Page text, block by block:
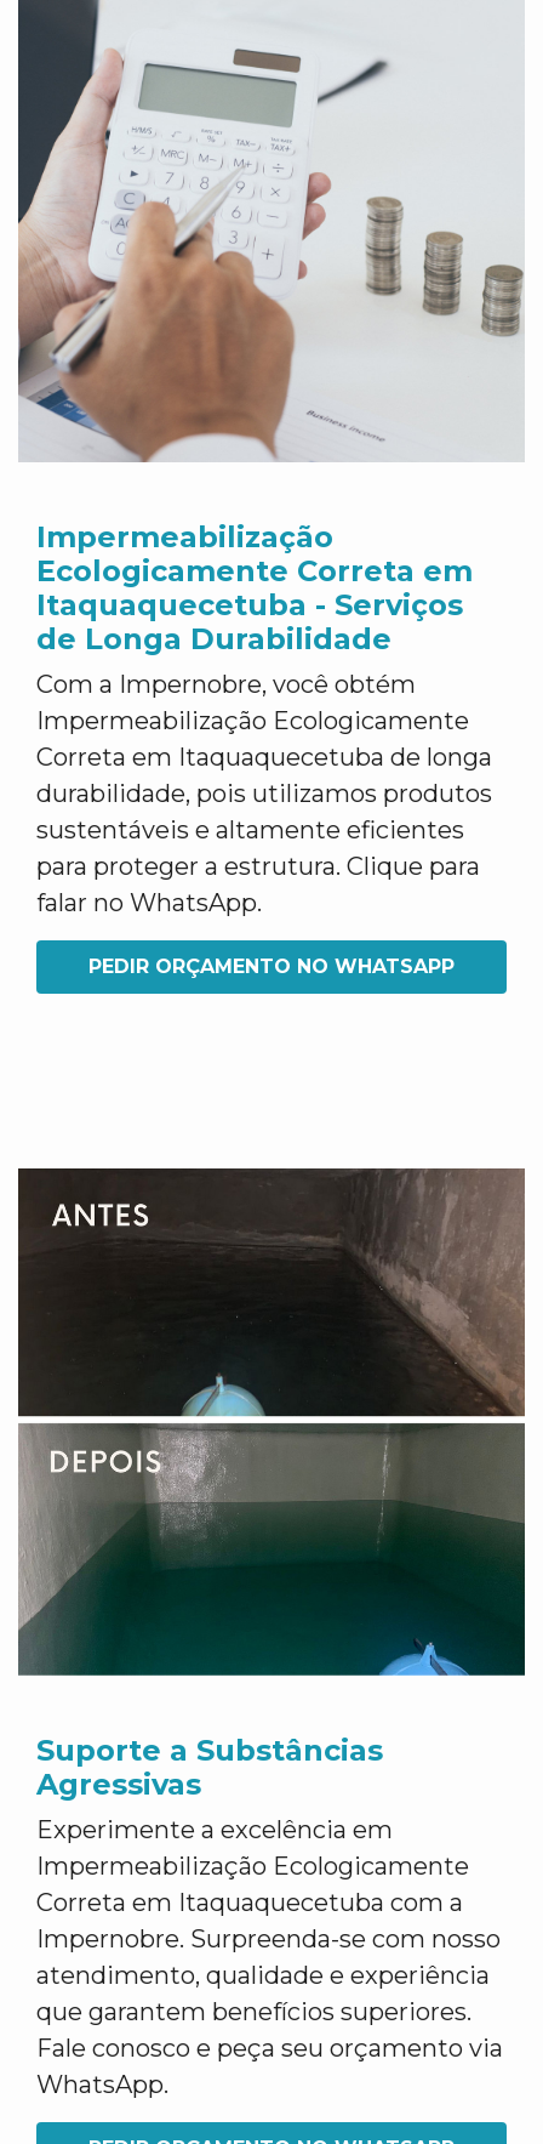
Impermeabilização
Ecologicamente Correta em
Itaquaquecetuba - Serviços
de Longa Durabilidade
Com a Impernobre, você obtém
Impermeabilização Ecologicamente
Correta em Itaquaquecetuba de longa
durabilidade, pois utilizamos produtos
sustentáveis e altamente eficientes
para proteger a estrutura. Clique para
falar no WhatsApp.
PEDIR ORÇAMENTO NO WHATSAPP
Suporte a Substâncias
Agressivas
Experimente a excelência em
Impermeabilização Ecologicamente
Correta em Itaquaquecetuba com a
Impernobre. Surpreenda-se com nosso
atendimento, qualidade e experiência
que garantem benefícios superiores.
Fale conosco e peça seu orçamento via
WhatsApp.